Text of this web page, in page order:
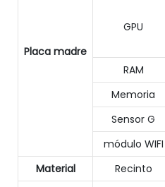
Placa madre
GPU
RAM
Memoria
Sensor G
módulo WIFI
Material
Recinto